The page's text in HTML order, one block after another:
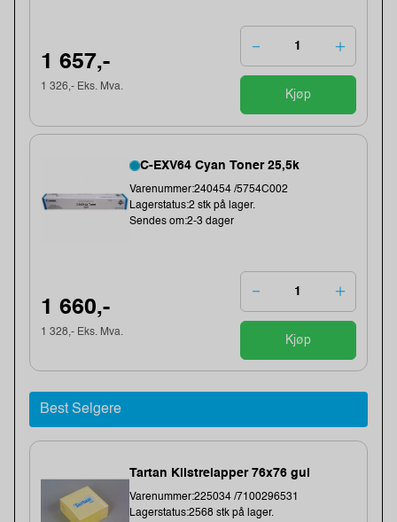
1 657,-
1 326,- Eks. Mva.
Kjøp
C-EXV64 Cyan Toner 25,5k
Varenummer:240454 /5754C002
Lagerstatus:2 stk på lager.
Sendes om:2-3 dager
1 660,-
1 328,- Eks. Mva.
Kjøp
Best Selgere
Tartan Klistrelapper 76x76 gul
Varenummer:225034 /7100296531
Lagerstatus:2568 stk på lager.